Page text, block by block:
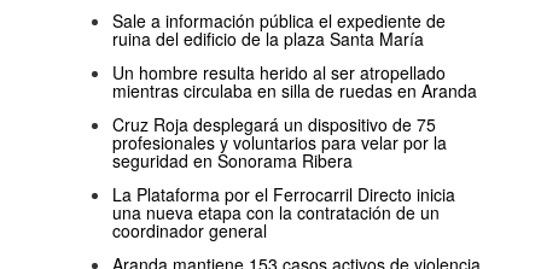
Sale a información pública el expediente de
ruina del edificio de la plaza Santa María
Un hombre resulta herido al ser atropellado
mientras circulaba en silla de ruedas en Aranda
Cruz Roja desplegará un dispositivo de 75
profesionales y voluntarios para velar por la
seguridad en Sonorama Ribera
La Plataforma por el Ferrocarril Directo inicia
una nueva etapa con la contratación de un
coordinador general
Aranda mantiene 153 casos activos de violencia